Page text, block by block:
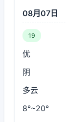
08月07日
19
优
阴
多云
8°~20°